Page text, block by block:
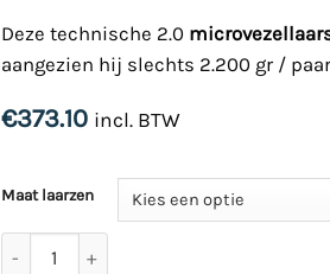
Deze technische 2.0
aangezien hij slechts 2.200 gr /
€373.10 incl. BTW
Maat laarzen